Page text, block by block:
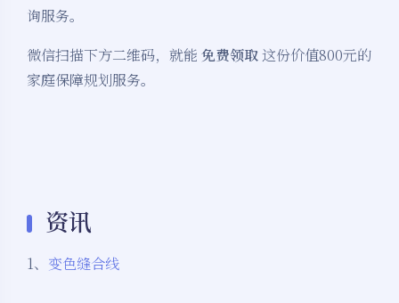
询服务。
微信扫描下方二维码，就能 免费领取这份价值800元的
家庭保障规划服务。
资讯
1、 变色缝合线